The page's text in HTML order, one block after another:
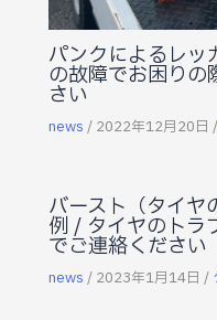
パンクによるレ
の故障でお困りの
さい
news / 2022年12月20日/
バースト（タイヤ
例 / タイヤのトラ
でご連絡ください
news / 2023年1月14日/